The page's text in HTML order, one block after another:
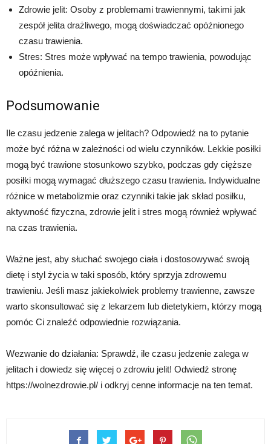
Zdrowie jelit: Osoby z problemami trawiennymi, takimi jak
zespół jelita drażliwego, mogą doświadczać opóźnionego
czasu trawienia.
Stres: Stres może wpływać na tempo trawienia, powodując
opóźnienia.
Podsumowanie
Ile czasu jedzenie zalega w jelitach? Odpowiedź na to pytanie
może być różna w zależności od wielu czynników. Lekkie posiłki
mogą być trawione stosunkowo szybko, podczas gdy cięższe
posiłki mogą wymagać dłuższego czasu trawienia. Indywidualne
różnice w metabolizmie oraz czynniki takie jak skład posiłku,
aktywność fizyczna, zdrowie jelit i stres mogą również wpływać
na czas trawienia.
Ważne jest, aby słuchać swojego ciała i dostosowywać swoją
dietę i styl życia w taki sposób, który sprzyja zdrowemu
trawieniu. Jeśli masz jakiekolwiek problemy trawienne, zawsze
warto skonsultować się z lekarzem lub dietetykiem, którzy mogą
pomóc Ci znaleźć odpowiednie rozwiązania.
Wezwanie do działania: Sprawdź, ile czasu jedzenie zalega w
jelitach i dowiedz się więcej o zdrowiu jelit! Odwiedź stronę
https://wolnezdrowie.pl/ i odkryj cenne informacje na ten temat.